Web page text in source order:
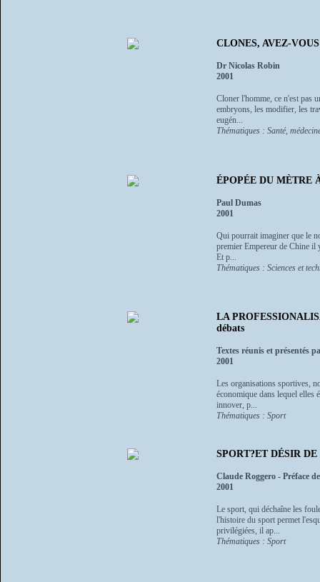
CLONES, AVEZ-
Dr Nicolas Robin
2001
Cloner l'homme, ce n'est pas
embryons, les modifier, les
eugén...
Thématiques : Santé,
ÉPOPÉE DU MÈTRE
Paul Dumas
2001
Qui pourrait imaginer que le
premier Empereur de Chine il
Et p...
Thématiques : Sciences et
LA
débats
Textes réunis et présentés
2001
Les organisations sportives,
économique dans lequel elles
innover, p...
Thématiques : Sport
SPORT?ET DÉSIR DE
Claude Roggero - Préface
2001
Le sport, qui déchaîne les
l'histoire du sport permet
privilégiées, il ap...
Thématiques : Sport